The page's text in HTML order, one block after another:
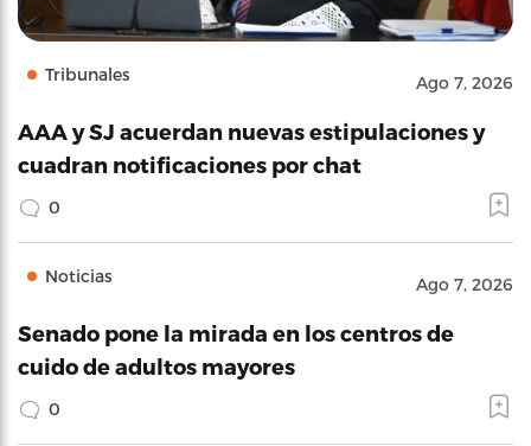
Tribunales Ago 7, 2026
AAA y SJ acuerdan nuevas estipulaciones y
cuadran notificaciones por chat
0
Noticias Ago 7, 2026
Senado pone la mirada en los centros de
cuido de adultos mayores
0